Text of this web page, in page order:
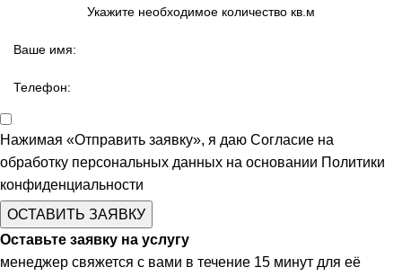
Нажимая «Отправить заявку», я даю Согласие на
обработку персональных данных на основании Политики
конфиденциальности
ОСТАВИТЬ ЗАЯВКУ
Оставьте заявку на услугу
менеджер свяжется с вами в течение 15 минут для её